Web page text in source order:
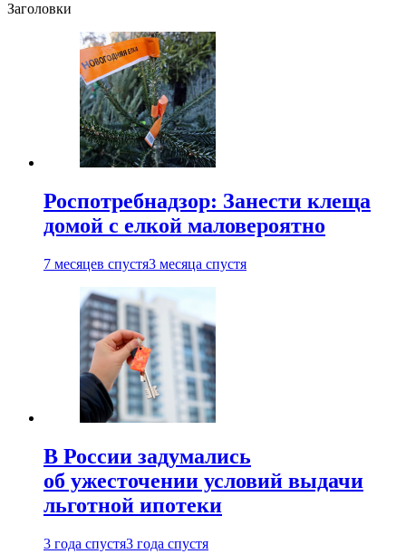
Заголовки
Роспотребнадзор: Занести клеща
домой с елкой маловероятно
7 месяцев спустя3 месяца спустя
В России задумались
об ужесточении условий выдачи
льготной ипотеки
3 года спустя3 года спустя